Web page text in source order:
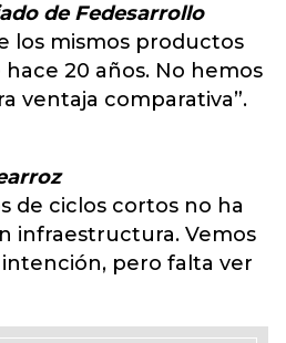
de Fedesarrollo
los mismos productos
20 años. No hemos
ventaja comparativa”.
de ciclos cortos no ha
infraestructura. Vemos
pero falta ver